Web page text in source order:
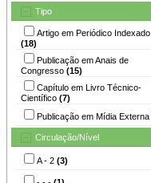
Tipo
Artigo em Periódico Indexado
(18)
Publicação em Anais de
Congresso (15)
Capítulo em Livro Técnico-
Científico (7)
Publicação em Mídia Externa
Circulação/Nível
A - 2 (3)